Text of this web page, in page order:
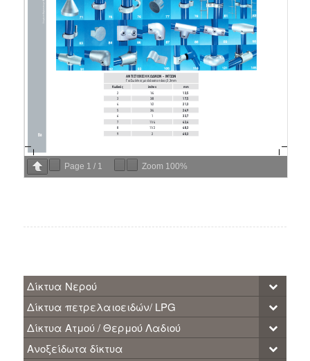
Page 1 / 1 Zoom 100%
Δίκτυα Νερού
Δίκτυα πετρελαιοειδών/ LPG
Δίκτυα Ατμού / Θερμού Λαδιού
Ανοξείδωτα δίκτυα